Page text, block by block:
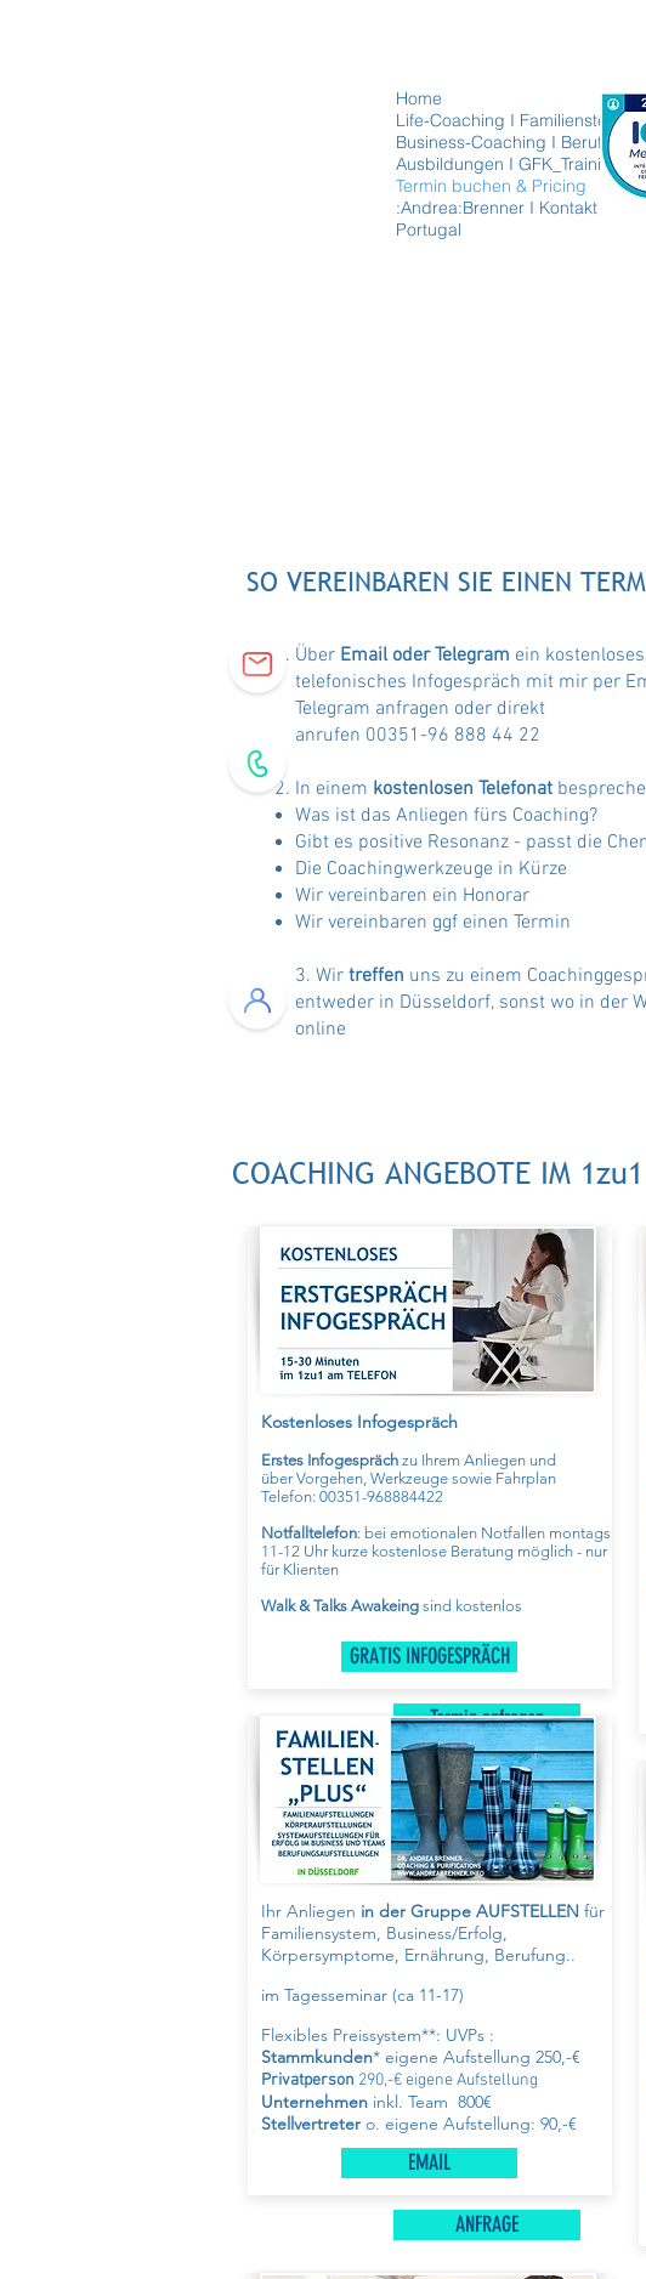
Home
Life-Coaching I Familienstellen
Business-Coaching I Berufung
Ausbildungen I GFK_Training
Termin buchen & Pricing
:Andrea:Brenner I Kontakt
Portugal
SO VEREINBAREN SIE EINEN
Über Email oder Telegram ein
telefonisches Infogespräch mit mir per
Telegram anfragen oder direkt
anrufen 00351-96 888 44 22
In einem kostenlosen Telefonat
Was ist das Anliegen fürs Coaching?
Gibt es positive Resonanz - passt die
Die Coachingwerkzeuge in Kürze
Wir vereinbaren ein Honorar
Wir vereinbaren ggf einen Termin
3. Wir treffen uns zu einem
entweder in Düsseldorf, sonst wo in der
online
COACHING ANGEBOTE IM
Kostenloses Infogespräch
Erstes Infogespräch zu Ihrem Anliegen und
über Vorgehen, Werkzeuge sowie Fahrplan
Telefon: 00351-968884422
Notfalltelefon: bei emotionalen Notfallen montags
11-12 Uhr kurze kostenlose Beratung möglich - nur
für Klienten
Walk & Talks Awakeing sind kostenlos
GRATIS INFOGESPRÄCH
Termin anfragen
Ihr Anliegen in der Gruppe AUFSTELLEN für
Familiensystem, Business/Erfolg,
Körpersymptome, Ernährung, Berufung..
im Tagesseminar (ca 11-17)
Flexibles Preissystem**: UVPs :
Stammkunden* eigene Aufstellung 250,-€
Privatperson 290,-€ eigene Aufstellung
Unternehmen inkl. Team 800€
Stellvertreter o. eigene Aufstellung: 90,-€
EMAIL
ANFRAGE